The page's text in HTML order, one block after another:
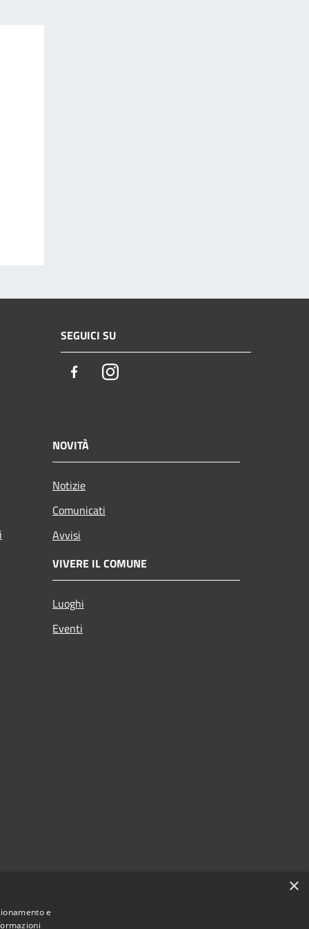
SEGUICI SU
FacebookInstagram
NOVITÀ
Notizie
Comunicati
Avvisi
VIVERE IL COMUNE
Luoghi
Eventi
×
e